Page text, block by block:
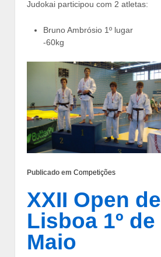
Judokai participou com 2 atletas:
Bruno Ambrósio 1º lugar
-60kg
Publicado em Competições
XXII Open de
Lisboa 1º de
Maio